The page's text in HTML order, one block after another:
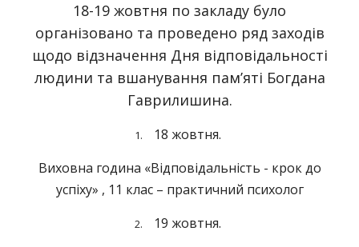
18-19 жовтня по закладу було
організовано та проведено ряд заходів
щодо відзначення Дня відповідальності
людини та вшанування пам’яті Богдана
Гаврилишина.
1.
18 жовтня.
Виховна година «Відповідальність - крок до
успіху» , 11 клас – практичний психолог
2.
19 жовтня.